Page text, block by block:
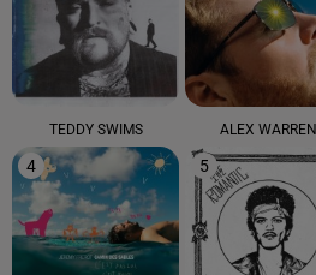
TEDDY SWIMS ALEX WARREN
4 5